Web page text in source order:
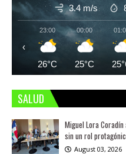
3.4 m/s
23:00
26°C
00:00
25°C
‹
SALUD
Miguel Lora
sin un rol
August 03, 2026